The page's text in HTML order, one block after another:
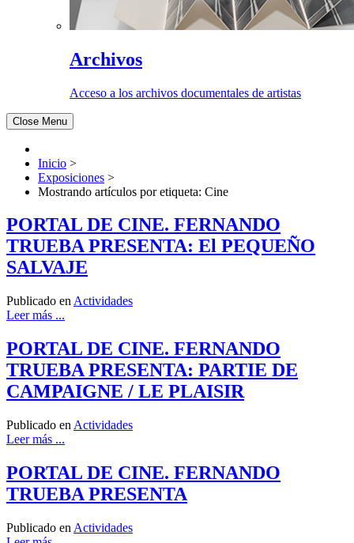
Archivos
Acceso a los archivos documentales de artistas
Close Menu
Inicio >
Exposiciones >
Mostrando artículos por etiqueta: Cine
PORTAL DE CINE. FERNANDO
TRUEBA PRESENTA: El PEQUEÑO
SALVAJE
Publicado en Actividades
Leer más ...
PORTAL DE CINE. FERNANDO
TRUEBA PRESENTA: PARTIE DE
CAMPAIGNE / LE PLAISIR
Publicado en Actividades
Leer más ...
PORTAL DE CINE. FERNANDO
TRUEBA PRESENTA
Publicado en Actividades